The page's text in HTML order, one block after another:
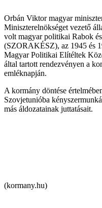
Orbán Viktor magyar
Miniszterelnökséget vezető
volt magyar politikai Rabok
(SZORAKÉSZ), az 1945 és
Magyar Politikai Elítéltek
által tartott rendezvényen a
emléknapján.
A kormány döntése
Szovjetunióba
más áldozatainak juttatásait.
(kormany.hu)